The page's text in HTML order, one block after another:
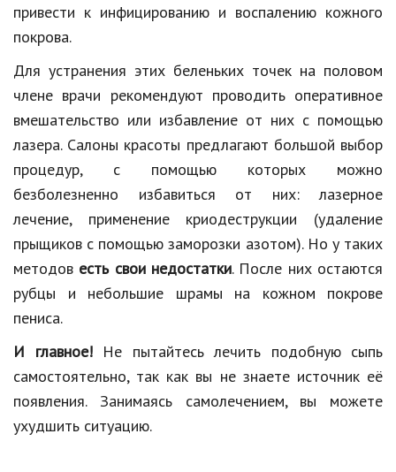
привести к инфицированию и воспалению кожного
покрова.
Для устранения этих беленьких точек на половом
члене врачи рекомендуют проводить оперативное
вмешательство или избавление от них с помощью
лазера. Салоны красоты предлагают большой выбор
процедур, с помощью которых можно
безболезненно избавиться от них: лазерное
лечение, применение криодеструкции (удаление
прыщиков с помощью заморозки азотом). Но у таких
методов есть свои недостатки. После них остаются
рубцы и небольшие шрамы на кожном покрове
пениса.
И главное!Не пытайтесь лечить подобную сыпь
самостоятельно, так как вы не знаете источник её
появления. Занимаясь самолечением, вы можете
ухудшить ситуацию.